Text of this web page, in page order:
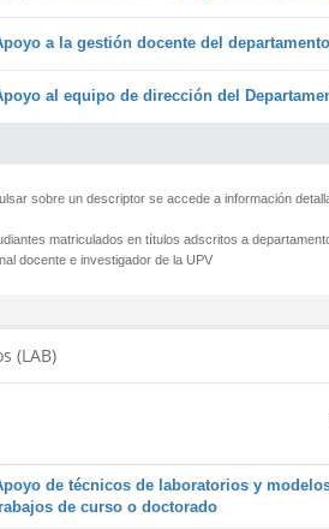
a la gestión docente del
al equipo de dirección del
sobre un descriptor se accede a información
matriculados en títulos adscritos a
docente e investigador de la UPV
(LAB)
de técnicos de laboratorios y
de curso o doctorado